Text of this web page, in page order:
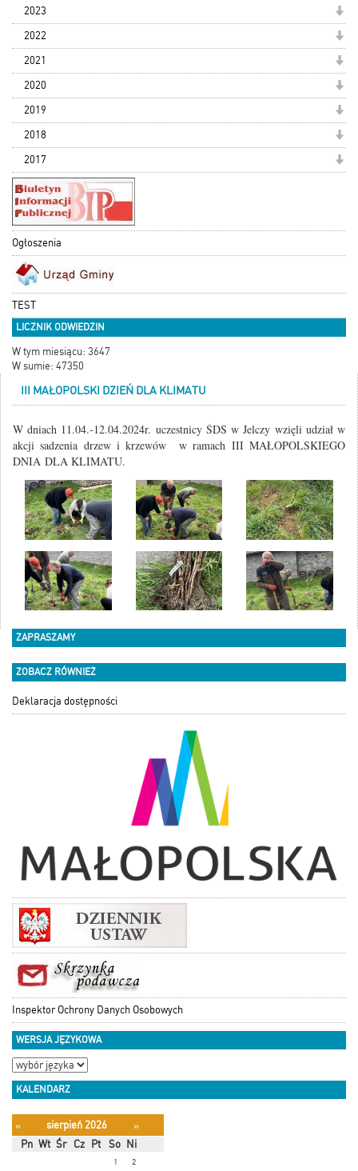
2023
2022
2021
2020
2019
2018
2017
Ogłoszenia
TEST
LICZNIK ODWIEDZIN
W tym miesiącu: 3647
W sumie: 47350
III MAŁOPOLSKI DZIEŃ DLA KLIMATU
W dniach 11.04.-12.04.2024r. uczestnicy ŚDS w Jelczy wzięli udział w
akcji sadzenia drzew i krzewów w ramach III MAŁOPOLSKIEGO
DNIA DLA KLIMATU.
ZAPRASZAMY
ZOBACZ RÓWNIEŻ
Deklaracja dostępności
Inspektor Ochrony Danych Osobowych
WERSJA JĘZYKOWA
KALENDARZ
« sierpień 2026
»
Pn Wt Śr Cz Pt So Ni
1 2